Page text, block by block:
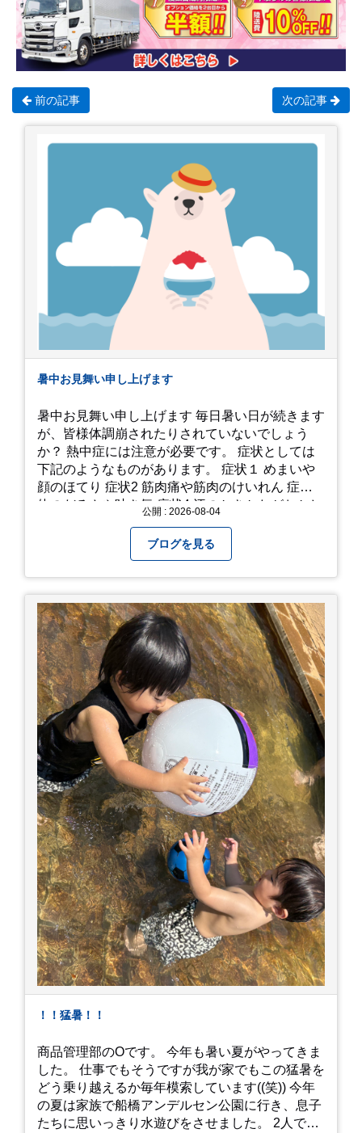
前の記事 次の記事
暑中お見舞い申し上げます
暑中お見舞い申し上げます 毎日暑い日が続きます
が、皆様体調崩されたりされていないでしょう
か？ 熱中症には注意が必要です。 症状としては
下記のようなものがあります。 症状１ めまいや
顔のほてり 症状2 筋肉痛や筋肉のけいれん 症状3
体のだるさや吐き気 症状4 汗のかきかたがおかし
に反応しない、まっすぐ歩けない 症状7 水分補給
に医療機関へ相談、または救急車を呼びましょう
□涼しい場所へ移動しましょう □衣服を脱がし、
体を冷やして体温を下げましょう □塩分や水分を
補給しましょう 一番大切な命を守って、夏を乗り
切りましょう！
公開 : 2026-08-04
ブログを見る
！！猛暑！！
商品管理部のOです。 今年も暑い夏がやってきま
した。 仕事でもそうですが我が家でもこの猛暑を
どう乗り越えるか毎年模索しています((笑)) 今年
の夏は家族で船橋アンデルセン公園に行き、息子
たちに思いっきり水遊びをさせました。 2人でび